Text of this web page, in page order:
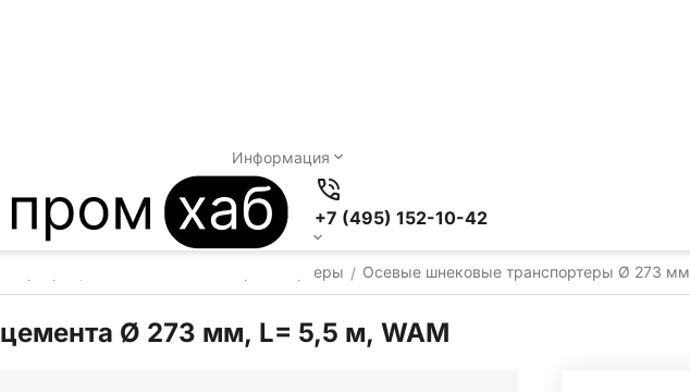
Информация
+7 (495) 152-10-42
Осевые шнековые транспортеры / Осевые шнековые транспортеры Ø 273 мм
Ø 273 мм, L= 5,5 м, WAM